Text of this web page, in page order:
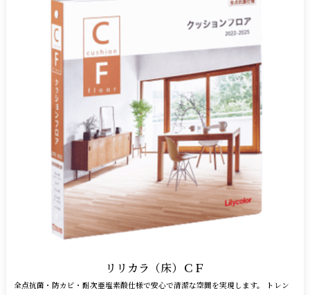
リリカラ（床）ＣＦ
全点抗菌・防カビ・耐次亜塩素酸仕様で安心で清潔な空間を実現します。 トレン